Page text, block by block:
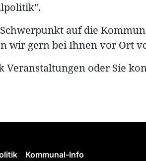
auf die
wir gern bei Ihnen vor Ort
oder Sie
Kommunal-Info